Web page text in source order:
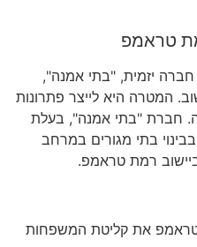
טראמפ
יזמית, "בתי אמנה",
. המטרה היא לייצר פתרונות
. חברת "בתי אמנה", בעלת
בבינוי בתי מגורים במרחב
רמת טראמפ.
את קליטת המשפחות